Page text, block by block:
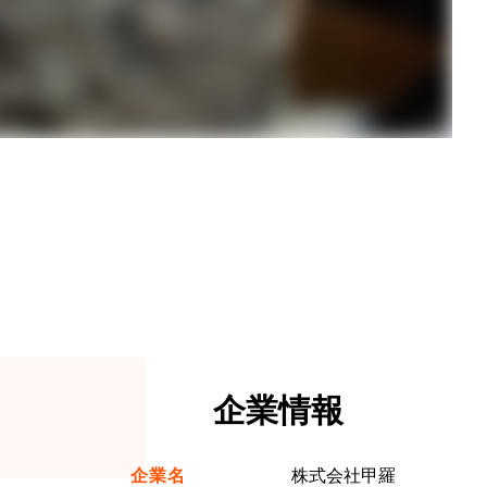
企業情報
企業名 株式会社甲羅